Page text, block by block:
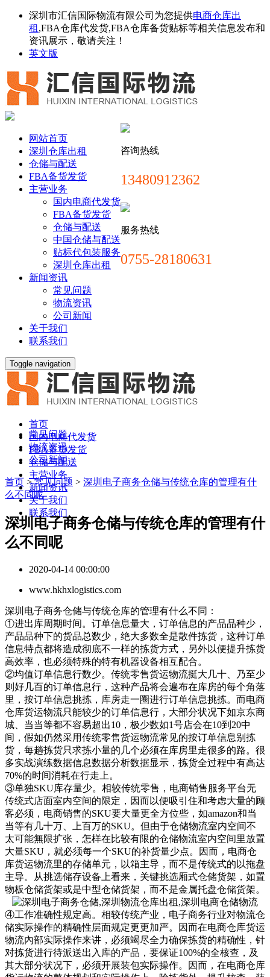
深圳市汇信国际物流有限公司为您提供电商仓库出
租 ,FBA仓库代发货,FBA仓库备货贴标等相关信息发布和
资讯展示，敬请关注！
英文版
咨询热线
13480912362
服务热线
0755-28180631
网站首页
深圳仓库出租
仓储与配送
FBA备货发货
主营业务
国内电商代发货
FBA备货发货
仓储与配送
中国仓储与配送
贴标代包装服务
深圳仓库出租
新闻资讯
常见问题
物流资讯
公司新闻
关于我们
联系我们
Toggle navigation
首页
国内电商代发货
FBA备货发货
仓储与配送
主营业务
新闻资讯
关于我们
联系我们
常见问题
物流资讯
公司新闻
首页 >常见问题 > 深圳电子商务仓储与传统仓库的管理有什
么不同呢
深圳电子商务仓储与传统仓库的管理有什
么不同呢
2020-04-14 00:00:00
www.hkhxlogistics.com
深圳电子商务仓储与传统仓库的管理有什么不同：
①进出库周期时间。订单信息量大，订单信息的产品品种少，
产品品种下的货品总数少，绝大多数全是散件拣货，这种订单
信息特点都将造成彻底不一样的拣货方式，另外以便提升拣货
高效率，也必须特殊的特有机器设备相互配合。
②均值订单信息行数少。传统零售货运物流挺大几十、乃至少
则好几百的订单信息行，这种产品将会遍布在库房的每个角落
里，按订单信息挑拣，库房走一圈进行订单信息挑拣。而电商
仓库货运物流只能较少的订单信息行，大部分状况下如京东商
城、当当等都不容易超出10，极少数如1号店会在10到20中
间，假如仍然采用传统零售货运物流常见的按订单信息别拣
货，每趟拣货只求拣小量的几个必须在库房里走很多的路。很
多实战演练数据信息数据分析数据显示，拣货全过程中有高达
70%的时间消耗在行走上。
③单独SKU库存量少。相较传统零售，电商销售服务平台无
传统式店面室内空间的限定，因而以便吸引住和考虑大量的顾
客必须，电商销售的SKU要大量更全方位些，如amazon和当
当等有几十万、上百万的SKU。但由于仓储物流室内空间不
太可能無限扩张，怎样在比较有限的仓储物流室内空间里放置
大量SKU，就必须每一个SKU的补货量少点。因而，电商仓
库货运物流里的存储单元，以箱主导，而不是传统式的以拖盘
主导。从挑选储存设备上看来，关键挑选厢式仓储货架，如置
物板仓储货架或是中型仓储货架，而不是金属托盘仓储货架。
④工作准确性规定高。相较传统产业，电子商务行业对物流仓
储实际操作的精确性层面规定更更加严。因而在电商仓库货运
物流內部实际操作来讲，必须竭尽全力确保拣货的精确性，针
对拣货进行待派送出入库的产品，要保证100%的全核查，及
其大部分状况下，必须开展装包实际操作。因而，在电商仓库